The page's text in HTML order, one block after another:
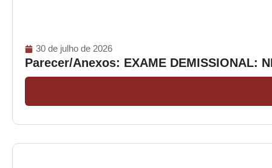
30 de julho de 2026
Parecer/Anexos: EXAME DEMISSIONAL: